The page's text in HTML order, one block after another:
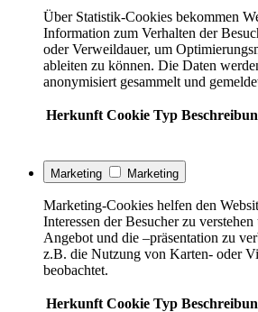
Über Statistik-Cookies bekommen
Information zum Verhalten der
oder Verweildauer, um
ableiten zu können. Die Daten
anonymisiert gesammelt und
Herkunft Cookie Typ
Marketing Marketing
Marketing-Cookies helfen den
Interessen der Besucher zu
Angebot und die –präsentation zu
z.B. die Nutzung von Karten- oder
beobachtet.
Herkunft Cookie Typ